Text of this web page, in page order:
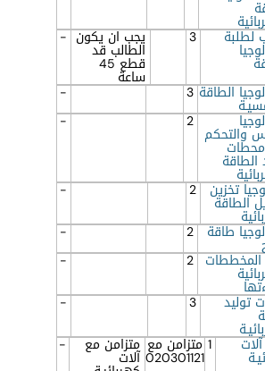
لطلبة 3 يجب ان يكون
الطالب قد
قطع 45
ساعة
-
الطاقة 3
-
والتحكم
الطاقة
2
-
تخزين
الطاقة
2
-
طاقة 2
-
2
-
توليد 3
-
1 متزامن مع
020301121
متزامن مع
آلات
-